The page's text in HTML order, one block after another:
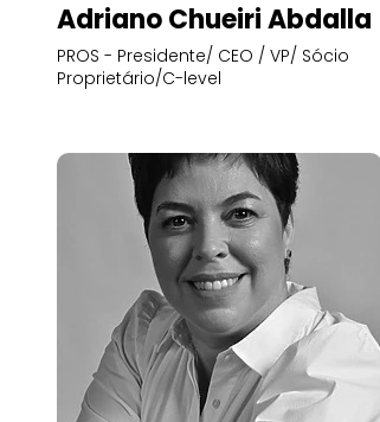
Adriano Chueiri Abdalla
PROS - Presidente/ CEO / VP/ Sócio
Proprietário/C-level